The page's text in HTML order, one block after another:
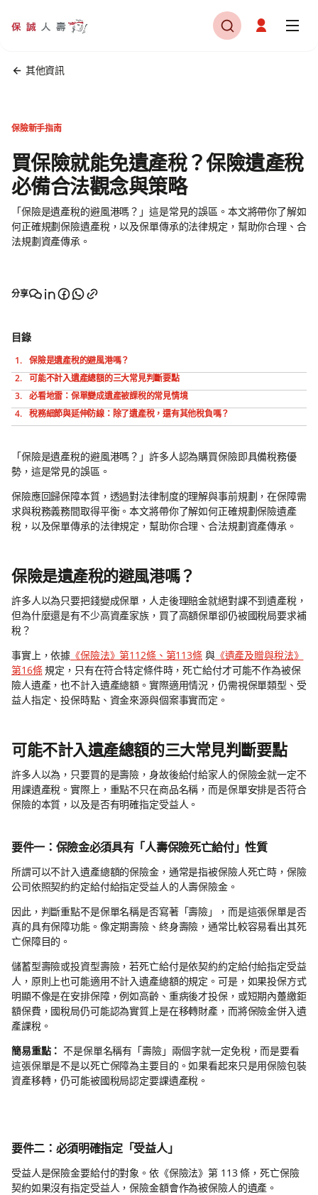
其他資訊
保險新手指南
買保險就能免遺產稅？保險遺產稅
必備合法觀念與策略
「保險是遺產稅的避風港嗎？」這是常見的誤區。本文將帶你了解如
何正確規劃保險遺產稅，以及保單傳承的法律規定，幫助你合理、合
法規劃資產傳承。
分享
目錄
保險是遺產稅的避風港嗎？
可能不計入遺產總額的三大常見判斷要點
必看地雷：保單變成遺產被課稅的常見情境
稅務細節與延伸防線：除了遺產稅，還有其他稅負嗎？
「保險是遺產稅的避風港嗎？」許多人認為購買保險即具備稅務優
勢，這是常見的誤區。
保險應回歸保障本質，透過對法律制度的理解與事前規劃，在保障需
求與稅務義務間取得平衡。本文將帶你了解如何正確規劃保險遺產
稅，以及保單傳承的法律規定，幫助你合理、合法規劃資產傳承。
保險是遺產稅的避風港嗎？
許多人以為只要把錢變成保單，人走後理賠金就絕對課不到遺產稅，
但為什麼還是有不少高資產家族，買了高額保單卻仍被國稅局要求補
稅？
事實上，依據 《保險法》第112條、第113條與《遺產及贈與稅法》
第16條規定，只有在符合特定條件時，死亡給付才可能不作為被保
險人遺產，也不計入遺產總額。實際適用情況，仍需視保單類型、受
益人指定、投保時點、資金來源與個案事實而定。
可能不計入遺產總額的三大常見判斷要點
許多人以為，只要買的是壽險，身故後給付給家人的保險金就一定不
用課遺產稅。實際上，重點不只在商品名稱，而是保單安排是否符合
保險的本質，以及是否有明確指定受益人。
要件一：保險金必須具有「人壽保險死亡給付」性質
所謂可以不計入遺產總額的保險金，通常是指被保險人死亡時，保險
公司依照契約約定給付給指定受益人的人壽保險金。
因此，判斷重點不是保單名稱是否寫著「壽險」，而是這張保單是否
真的具有保障功能。像定期壽險、終身壽險，通常比較容易看出其死
亡保障目的。
儲蓄型壽險或投資型壽險，若死亡給付是依契約約定給付給指定受益
人，原則上也可能適用不計入遺產總額的規定。可是，如果投保方式
明顯不像是在安排保障，例如高齡、重病後才投保，或短期內躉繳鉅
額保費，國稅局仍可能認為實質上是在移轉財產，而將保險金併入遺
產課稅。
簡易重點： 不是保單名稱有「壽險」兩個字就一定免稅，而是要看
這張保單是不是以死亡保障為主要目的。如果看起來只是用保險包裝
資產移轉，仍可能被國稅局認定要課遺產稅。
要件二：必須明確指定「受益人」
受益人是保險金要給付的對象。依《保險法》第 113 條，死亡保險
契約如果沒有指定受益人，保險金額會作為被保險人的遺產。